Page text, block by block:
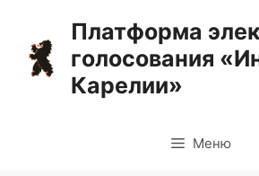
содержимому
Платформа
голосования
Карелии»
Меню